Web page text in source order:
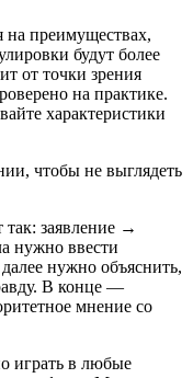
на преимуществах,
будут более
от точки зрения
на практике.
характеристики
так: заявление →
нужно ввести
нужно объяснить,
В конце —
мнение со
играть в любые